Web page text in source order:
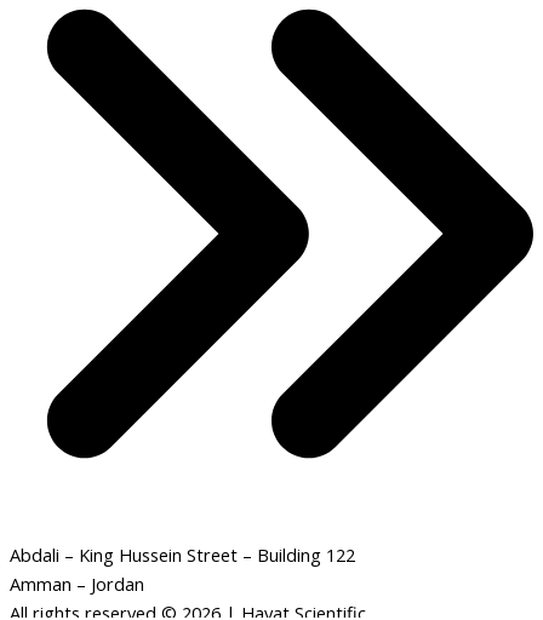
Abdali – King Hussein Street – Building 122
Amman – Jordan
All rights reserved © 2026 | Hayat Scientific